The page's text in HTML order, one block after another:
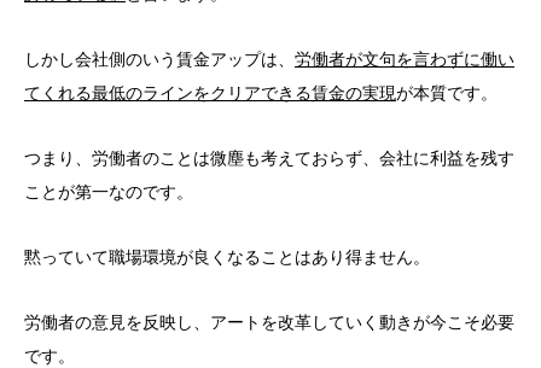
しかし会社側のいう賃金アップは、 労働者が文句を言わずに働い
てくれる最低のラインをクリアできる賃金の実現が本質です。
つまり、労働者のことは微塵も考えておらず、会社に利益を残す
ことが第一なのです。
黙っていて職場環境が良くなることはあり得ません。
労働者の意見を反映し、アートを改革していく動きが今こそ必要
です。